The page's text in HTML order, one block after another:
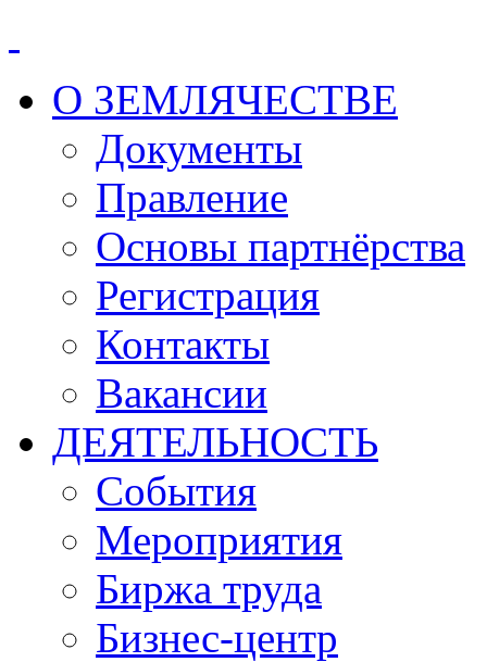
О ЗЕМЛЯЧЕСТВЕ
Документы
Правление
Основы партнёрства
Регистрация
Контакты
Вакансии
ДЕЯТЕЛЬНОСТЬ
События
Мероприятия
Биржа труда
Бизнес-центр